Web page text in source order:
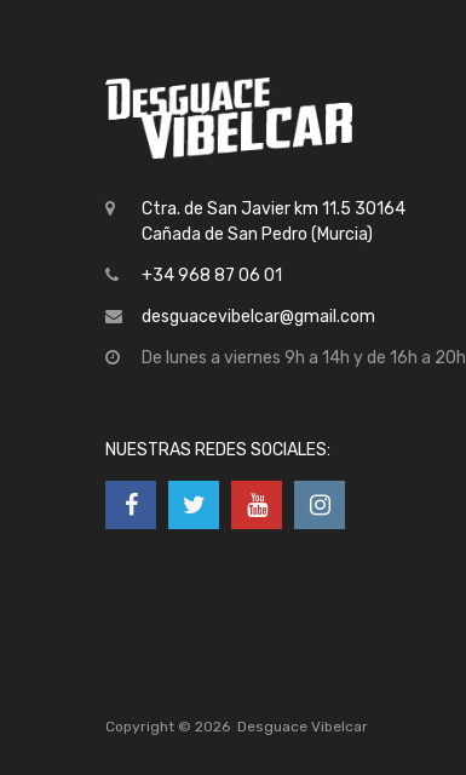
Ctra. de San Javier km 11.5 30164
Cañada de San Pedro (Murcia)
+34 968 87 06 01
desguacevibelcar@gmail.com
De lunes a viernes 9h a 14h y de 16h a 20h
NUESTRAS REDES SOCIALES:
Copyright © 2026 Desguace Vibelcar